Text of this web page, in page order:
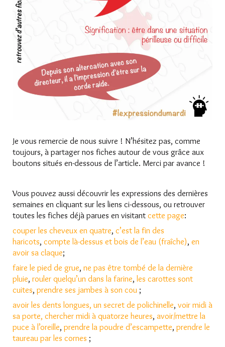
Je vous remercie de nous suivre ! N’hésitez pas, comme
toujours, à partager nos fiches autour de vous grâce aux
boutons situés en-dessous de l’article. Merci par avance !
Vous pouvez aussi découvrir les expressions des dernières
semaines en cliquant sur les liens ci-dessous, ou retrouver
toutes les fiches déjà parues en visitant cette page:
couper les cheveux en quatre, c’est la fin des
haricots, compte là-dessus et bois de l’eau (fraîche), en
avoir sa claque;
faire le pied de grue, ne pas être tombé de la dernière
pluie, rouler quelqu’un dans la farine, les carottes sont
cuites, prendre ses jambes à son cou ;
avoir les dents longues, un secret de polichinelle, voir midi à
sa porte, chercher midi à quatorze heures, avoir/mettre la
puce à l’oreille, prendre la poudre d’escampette, prendre le
taureau par les cornes ;